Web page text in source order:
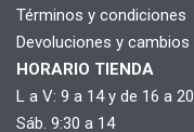
Términos y condiciones
Devoluciones y cambios
HORARIO TIENDA
L a V: 9 a 14 y de 16 a 20
Sáb. 9:30 a 14